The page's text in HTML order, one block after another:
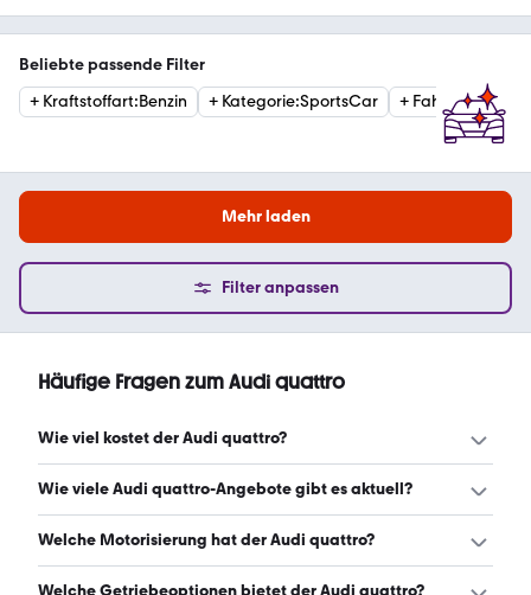
Beliebte passende Filter
+ Kraftstoffart:Benzin + Kategorie:SportsCar +
Mehr laden
Filter anpassen
Häufige Fragen zum Audi quattro
Wie viel kostet der Audi quattro?
Ein guter Preis für einen Audi quattro liegt zwischen 6.100
Wie viele Audi quattro-Angebote gibt es aktuell?
Es gibt insgesamt 111 Audi quattro bei mobile.de, davon
Welche Motorisierung hat der Audi quattro?
Der Audi quattro hat Leistungen zwischen 140 und 410 PS.
Welche Getriebeoptionen bietet der Audi quattro?